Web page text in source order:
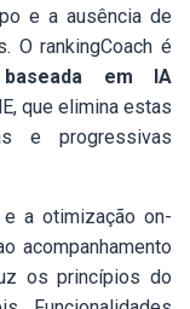
e a ausência de
O rankingCoach é
em IA
que elimina estas
e progressivas
a otimização on-
acompanhamento
os princípios do